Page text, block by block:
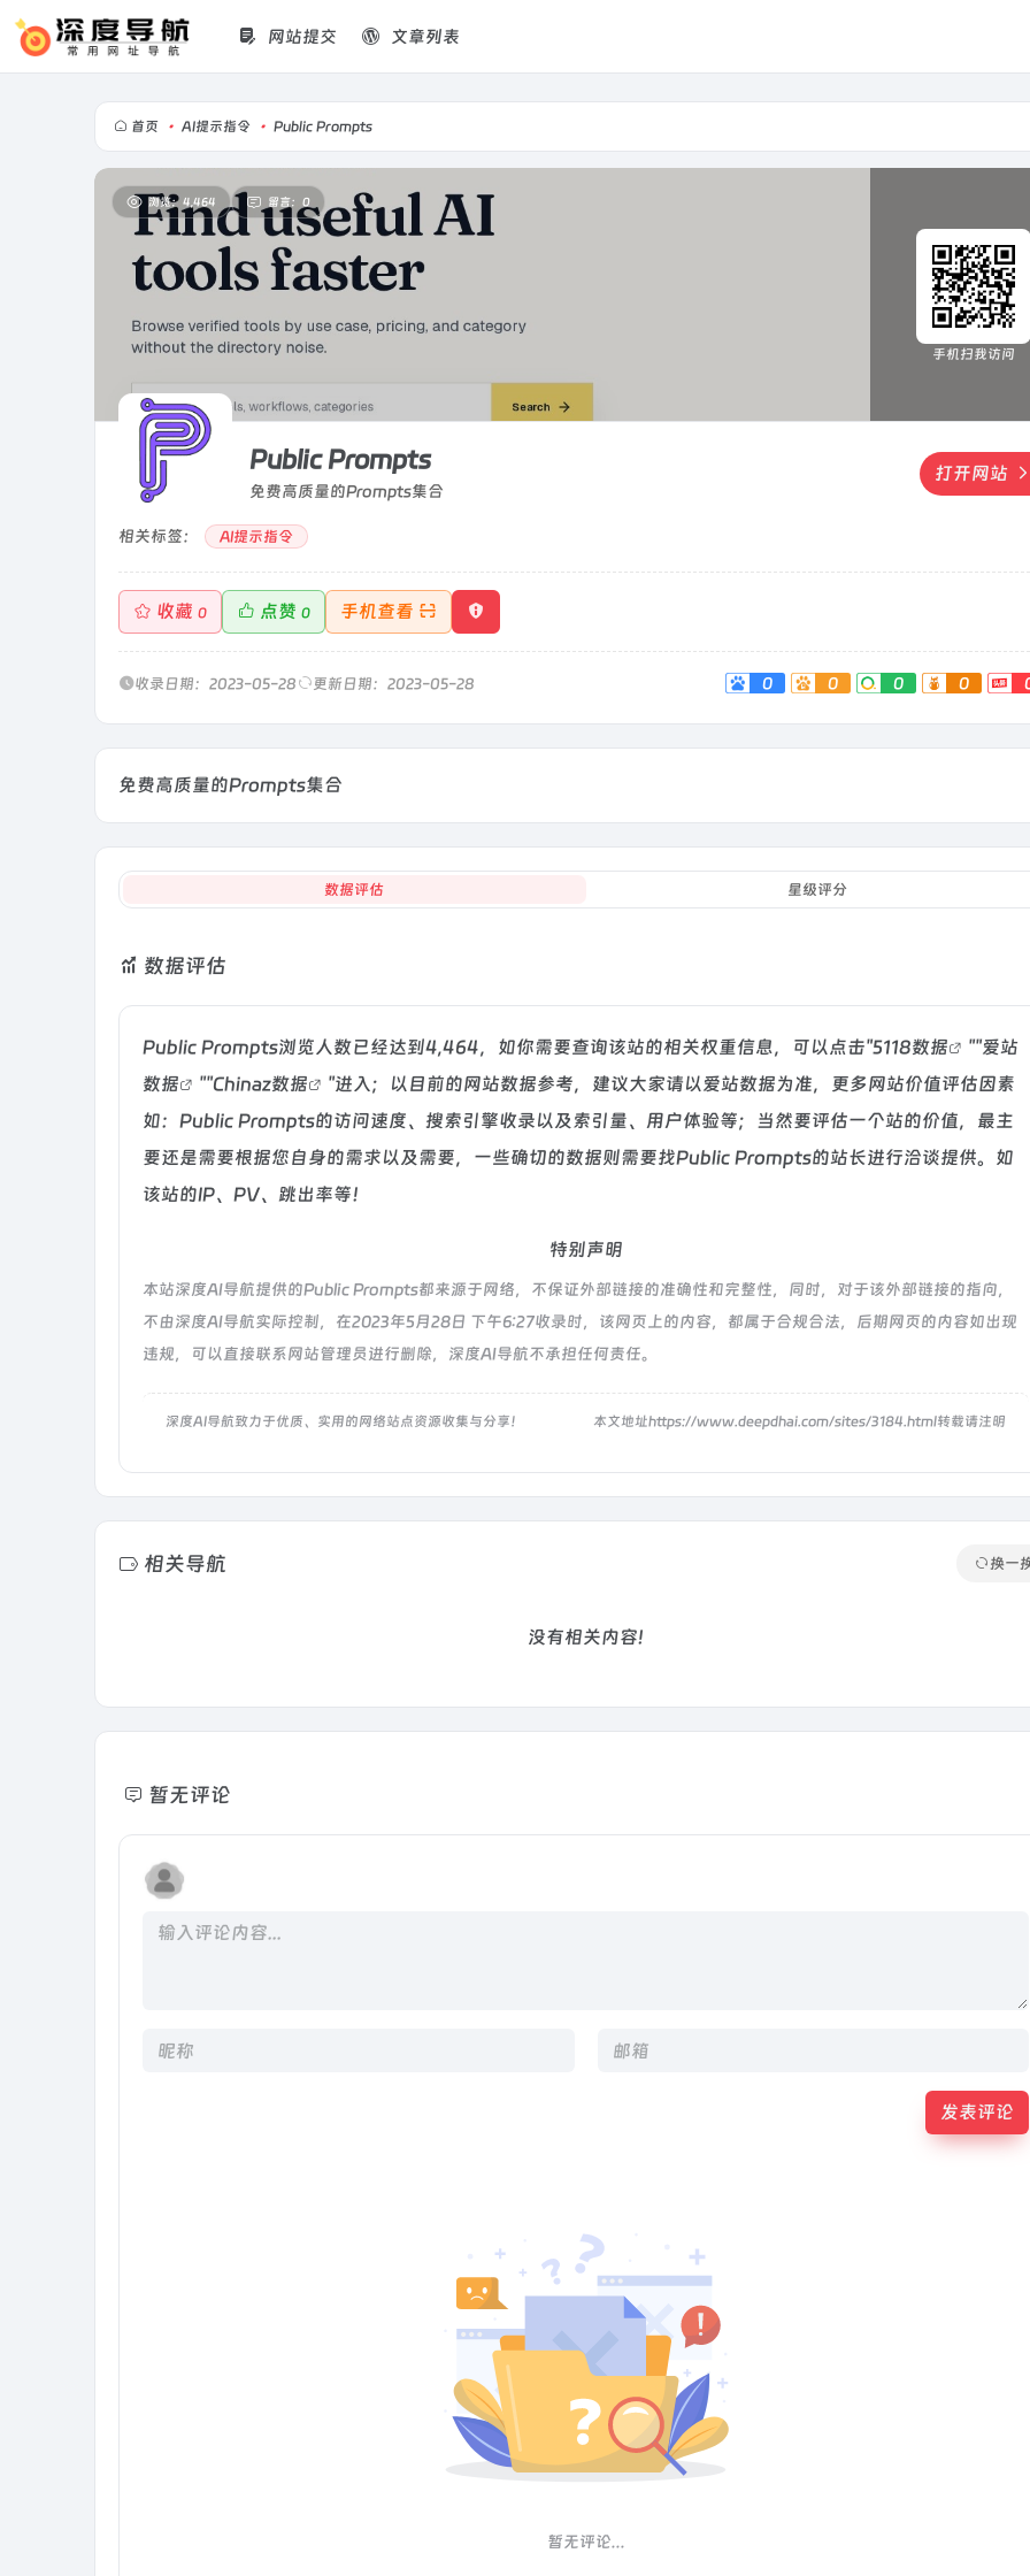
网站提交 文章列表
首页 • AI提示指令 • Public Prompts
手机扫我访问
浏览：4,464 留言：0
Public Prompts
免费高质量的Prompts集合
打开网站
相关标签： AI提示指令
收藏 0 点赞 0 手机查看
收录日期：2023-05-28 更新日期：2023-05-28 0 0 0 0
免费高质量的Prompts集合
数据评估 星级评分
数据评估
Public Prompts浏览人数已经达到4,464，如你需要查询该站的相关权重信息，可以点击"5118数据 ""爱站
数据
""Chinaz数据
"进入；以目前的网站数据参考，建议大家请以爱站数据为准，更多网站价值评估因素
如：Public Prompts的访问速度、搜索引擎收录以及索引量、用户体验等；当然要评估一个站的价值，最主
要还是需要根据您自身的需求以及需要，一些确切的数据则需要找Public Prompts的站长进行洽谈提供。如
该站的IP、PV、跳出率等！
特别声明
本站深度AI导航提供的Public Prompts都来源于网络，不保证外部链接的准确性和完整性，同时，对于该外部链接的指向，
不由深度AI导航实际控制，在2023年5月28日 下午6:27收录时，该网页上的内容，都属于合规合法，后期网页的内容如出现
违规，可以直接联系网站管理员进行删除，深度AI导航不承担任何责任。
深度AI导航致力于优质、实用的网络站点资源收集与分享！ 本文地址https://www.deepdhai.com/sites/3184.html转载请注明
相关导航 换一
没有相关内容!
暂无评论
发表评论
暂无评论...